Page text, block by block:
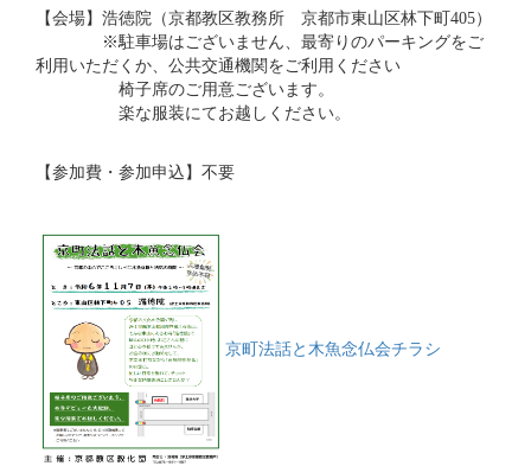
【会場】浩徳院（京都教区教務所 京都市東山区林下町405）
※駐車場はございません、最寄りのパーキングをご
利用いただくか、公共交通機関をご利用ください
椅子席のご用意ございます。
楽な服装にてお越しください。
【参加費・参加申込】不要
京町法話と木魚念仏会チラシ